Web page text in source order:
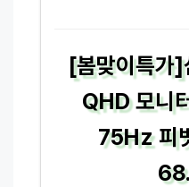
[봄맞이특가
QHD 모니
75Hz 피